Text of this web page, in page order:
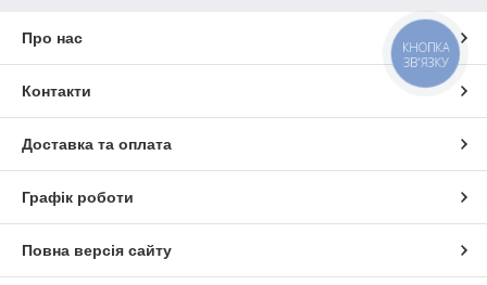
Про нас
Контакти
Доставка та оплата
Графік роботи
Повна версія сайту
КНОПКА
ЗВ'ЯЗКУ